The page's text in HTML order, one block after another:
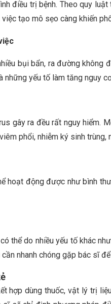
điều trị bệnh. Theo quy
tạo mô sẹo càng khiến
bụi bẩn, ra đường không
yếu tố làm tăng nguy
gây ra đều rất nguy hiểm.
phổi, nhiễm ký sinh trùng,
hoạt động được như bình
thể do nhiều yếu tố khác
nhanh chóng gặp bác sĩ
hợp dùng thuốc, vật lý trị